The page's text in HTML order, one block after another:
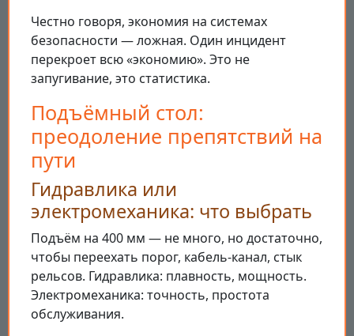
Честно говоря, экономия на системах
безопасности — ложная. Один инцидент
перекроет всю «экономию». Это не
запугивание, это статистика.
Подъёмный стол:
преодоление препятствий на
пути
Гидравлика или
электромеханика: что выбрать
Подъём на 400 мм — не много, но достаточно,
чтобы переехать порог, кабель-канал, стык
рельсов. Гидравлика: плавность, мощность.
Электромеханика: точность, простота
обслуживания.